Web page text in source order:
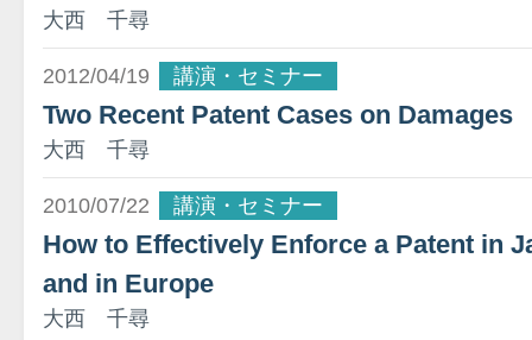
大西 千尋
2012/04/19 講演・セミナー
Two Recent Patent Cases on Damages
大西 千尋
2010/07/22 講演・セミナー
How to Effectively Enforce a Patent in
and in Europe
大西 千尋